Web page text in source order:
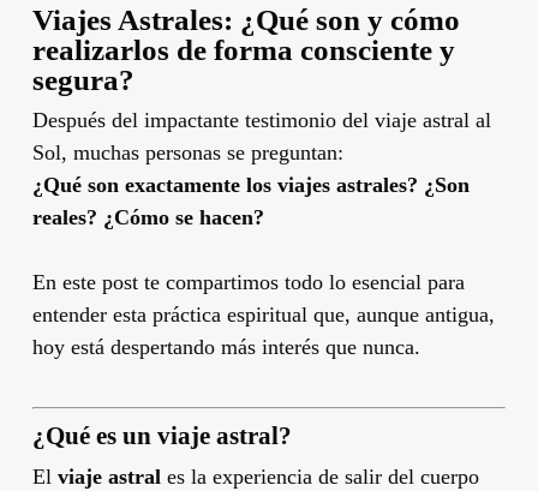
Viajes Astrales: ¿Qué son y cómo
realizarlos de forma consciente y
segura?
Después del impactante testimonio del viaje astral al
Sol, muchas personas se preguntan:
¿Qué son exactamente los viajes astrales? ¿Son
reales? ¿Cómo se hacen?
En este post te compartimos todo lo esencial para
entender esta práctica espiritual que, aunque antigua,
hoy está despertando más interés que nunca.
¿Qué es un viaje astral?
El viaje astrales la experiencia de salir del cuerpo